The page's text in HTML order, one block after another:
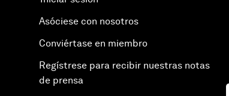
Asóciese con nosotros
Conviértase en miembro
Regístrese para recibir nuestras notas
de prensa